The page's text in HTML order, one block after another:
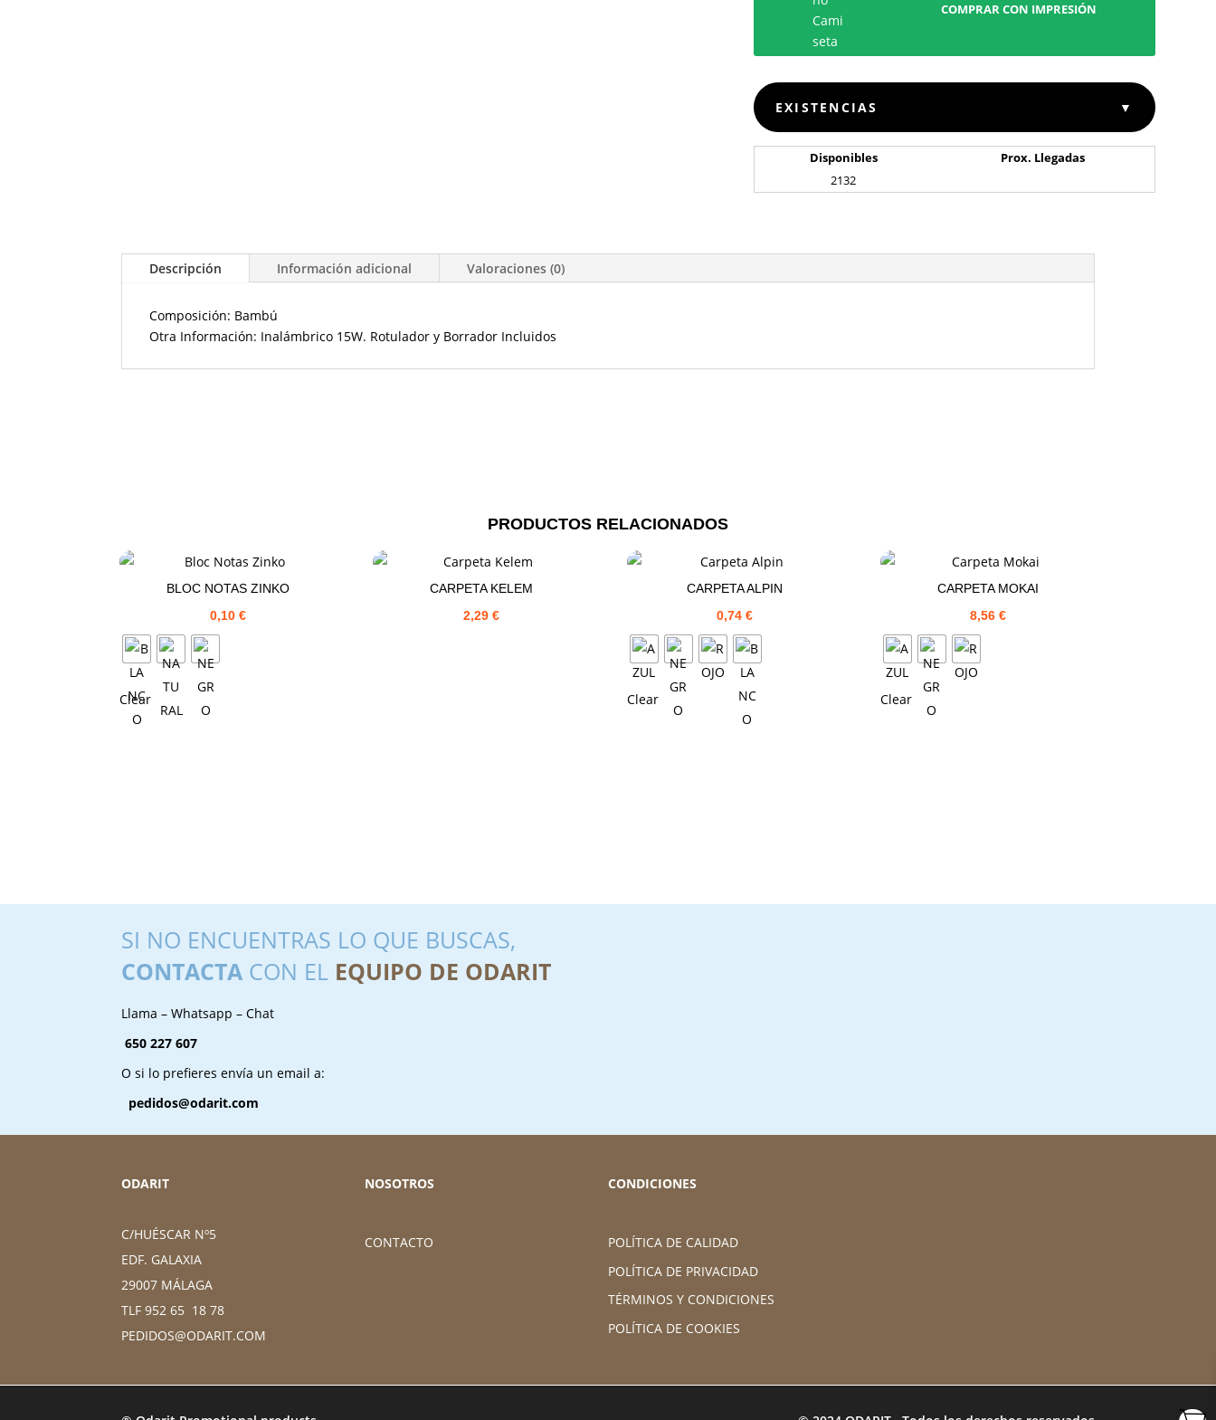
COMPRAR CON IMPRESIÓN
EXISTENCIAS ▼
Disponibles
Prox. Llegadas
2132
Descripción Información adicional Valoraciones (0)
Composición: Bambú
Otra Información: Inalámbrico 15W. Rotulador y Borrador Incluidos
PRODUCTOS RELACIONADOS
BLOC NOTAS ZINKO
0,10 €
Clear
CARPETA KELEM
2,29 €
CARPETA ALPIN
0,74€
Clear
CARPETA MOKAI
8,56€
Clear
SI NO ENCUENTRAS LO QUE BUSCAS,
CONTACTA CON EL EQUIPO DE ODARIT
Llama – Whatsapp – Chat
650 227 607
O si lo prefieres envía un email a:
pedidos@odarit.com
ODARIT
C/HUÉSCAR Nº5
EDF. GALAXIA
29007 MÁLAGA
TLF 952 65 18 78
PEDIDOS@ODARIT.COM
NOSOTROS
CONTACTO
CONDICIONES
POLÍTICA DE CALIDAD
POLÍTICA DE PRIVACIDAD
TÉRMINOS Y CONDICIONES
POLÍTICA DE COOKIES